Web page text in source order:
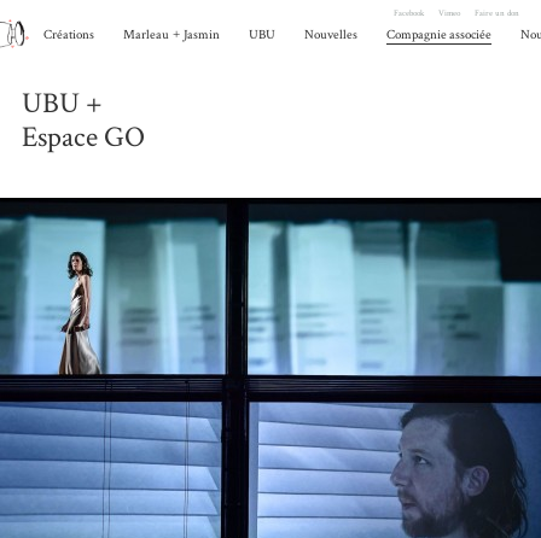
Créations Marleau + Jasmin UBU Nouvelles Compagnie associée
Facebook Vimeo Faire un don
UBU +
Espace GO